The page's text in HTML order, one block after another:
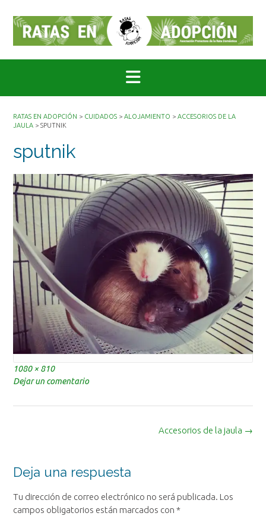
contenido
RATAS EN ADOPCIÓN > CUIDADOS > ALOJAMIENTO > ACCESORIOS DE LA
JAULA > SPUTNIK
sputnik
Tamaño
completo
1080 × 810
Dejar un comentario
entrada
Accesorios de la jaula →
Deja una respuesta
Tu dirección de correo electrónico no será publicada. Los
campos obligatorios están marcados con *